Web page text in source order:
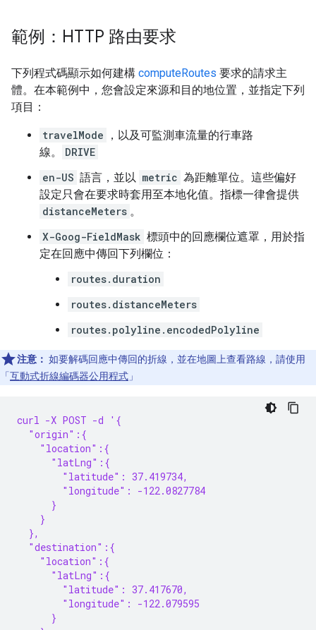
範例：HTTP 路由要求
下列程式碼顯示如何建構 computeRoutes 要求的請求主
體。在本範例中，您會設定來源和目的地位置，並指定下列
項目：
travelMode
，以及可監測車流量的行車路
線。
DRIVE
en-US 語言，並以 metric 為距離單位。這些偏好
設定只會在要求時套用至本地化值。指標一律會提供
distanceMeters 。
X-Goog-FieldMask 標頭中的回應欄位遮罩，用於指
定在回應中傳回下列欄位：
routes.duration
routes.distanceMeters
routes.polyline.encodedPolyline
注意： 如要解碼回應中傳回的折線，並在地圖上查看路線，請使用
「 互動式折線編碼器公用程式 」
curl -X POST -d '{
  "origin":{
    "location":{
      "latLng":{
        "latitude": 37.419734,
        "longitude": -122.0827784
      }
    }
  },
  "destination":{
    "location":{
      "latLng":{
        "latitude": 37.417670,
        "longitude": -122.079595
      }